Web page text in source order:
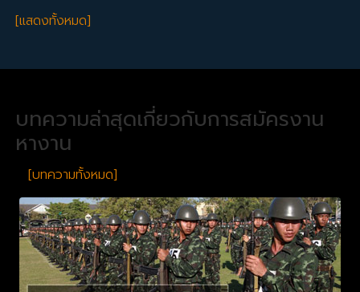
[แสดงทั้งหมด]
บทความล่าสุดเกี่ยวกับการสมัครงาน
หางาน
[บทความทั้งหมด]